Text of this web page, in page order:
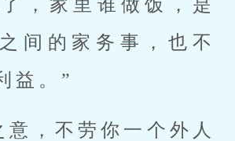
，家里谁做饭，是
间的家务事，也不
益。”
意，不劳你一个外人